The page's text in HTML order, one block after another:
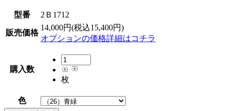
型番 2Ｂ1712
販売価格
14,000円(税込15,400円)
オプションの価格詳細はコチラ
購入数
枚
色